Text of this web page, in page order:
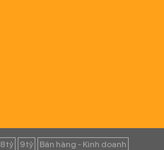
8 tỷ 9 tỷ
Bán hàng - Kinh doanh